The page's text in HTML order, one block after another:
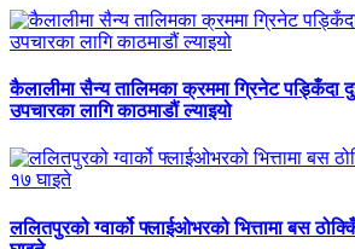
कैलालीमा सैन्य तालिमका क्रममा ग्रिनेट पड्किँदा
उपचारका लागि काठमाडौं ल्याइयो
ललितपुरको ग्वार्को फ्लाईओभरको भित्तामा बस